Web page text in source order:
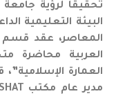
تحقيقاً لرؤية
البيئة التعليمية
المعاصر، عقد قسم
العربية محاضرة
العمارة